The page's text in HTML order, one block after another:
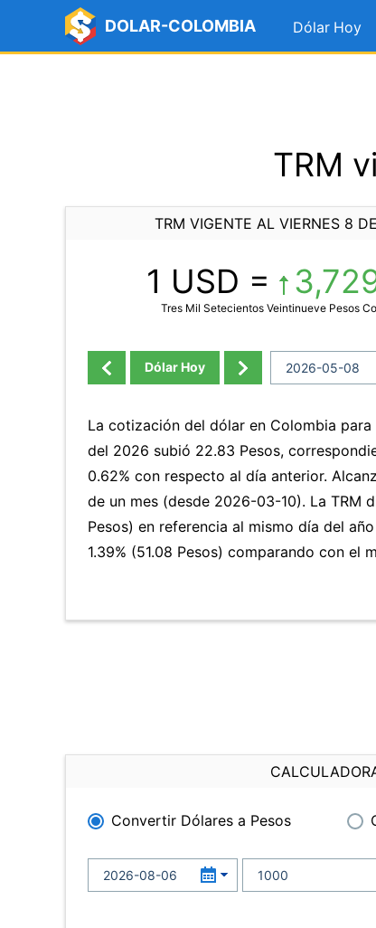
DOLAR-COLOMBIA Dólar Hoy
TRM
TRM VIGENTE AL VIERNES 8
1 USD =
Tres Mil Setecientos Veintinueve Pesos
Dólar Hoy
La cotización del dólar en Colombia
del 2026 subió 22.83 Pesos,
0.62% con respecto al día anterior.
de un mes (desde 2026-03-10). La TRM
Pesos) en referencia al mismo día del
1.39% (51.08 Pesos) comparando con el
Convertir Dólares a Pesos